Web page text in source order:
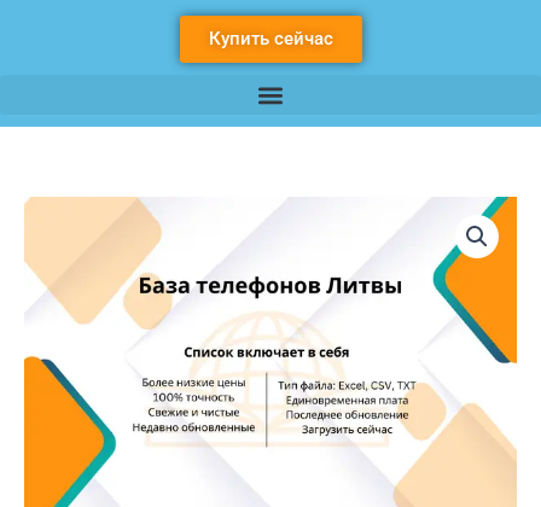
Купить сейчас
Количество
телефонов
Литвы
на
миллионов